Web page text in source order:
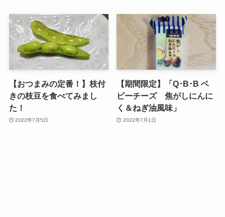
【おつまみの定番！】枝付
きの枝豆を食べてみまし
た！
2022年7月5日
【期間限定】「Q･B･B ベ
ビーチーズ 焦がしにんに
く＆ねぎ油風味」
2022年7月1日